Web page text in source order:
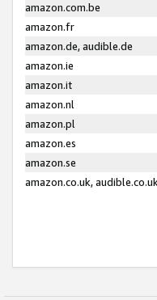
amazon.com.be
amazon.fr
amazon.de, audible.de
amazon.ie
amazon.it
amazon.nl
amazon.pl
amazon.es
amazon.se
amazon.co.uk,